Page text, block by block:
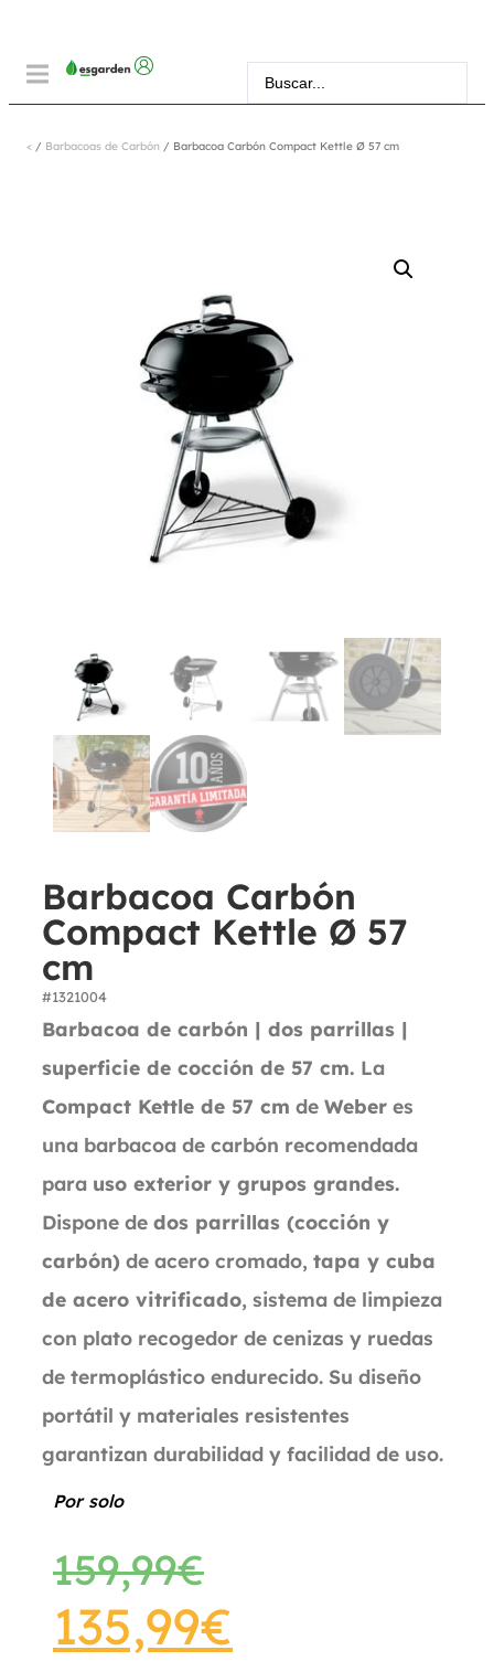
< / Barbacoas de Carbón / Barbacoa Carbón Compact Kettle Ø 57 cm
Barbacoa Carbón
Compact Kettle Ø 57
cm
#1321004
Barbacoa de carbón | dos parrillas |
superficie de cocción de 57 cm. La
Compact Kettle de 57 cm de Weber es
una barbacoa de carbón recomendada
para uso exterior y grupos grandes.
Dispone de dos parrillas (cocción y
carbón) de acero cromado, tapa y cuba
de acero vitrificado, sistema de limpieza
con plato recogedor de cenizas y ruedas
de termoplástico endurecido. Su diseño
portátil y materiales resistentes
garantizan durabilidad y facilidad de uso.
Por solo
159,99€
135,99€